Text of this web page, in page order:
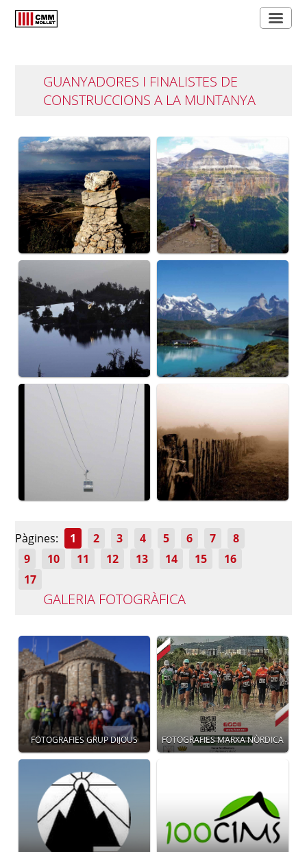
GUANYADORES I FINALISTES DE
CONSTRUCCIONS A LA MUNTANYA
Pàgines: 1 2 3 4 5 6 7
8
9
10 11 12 13 14 15
16
17
GALERIA FOTOGRÀFICA
FOTOGRAFIES GRUP DIJOUS FOTOGRAFIES MARXA NÒRDICA